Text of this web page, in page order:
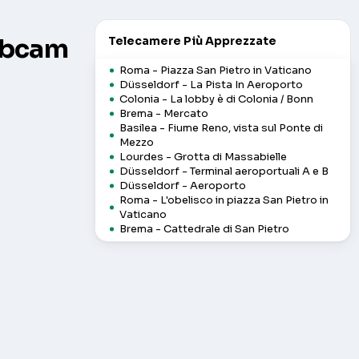
Telecamere Più Apprezzate
Roma - Piazza San Pietro in Vaticano
Düsseldorf - La Pista In Aeroporto
Colonia - La lobby è di Colonia / Bonn
Brema - Mercato
Basilea - Fiume Reno, vista sul Ponte di
Mezzo
Lourdes - Grotta di Massabielle
Düsseldorf - Terminal aeroportuali A e B
Düsseldorf - Aeroporto
Roma - L'obelisco in piazza San Pietro in
Vaticano
Brema - Cattedrale di San Pietro